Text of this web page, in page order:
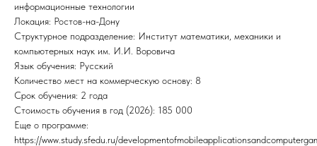
информационные технологии
Локация: Ростов-на-Дону
Структурное подразделение: Институт математики, механики и
компьютерных наук им. И.И. Воровича
Язык обучения: Русский
Количество мест на коммерческую основу: 8
Срок обучения: 2 года
Стоимость обучения в год (2026): 185 000
Еще о программе:
https://www.study.sfedu.ru/